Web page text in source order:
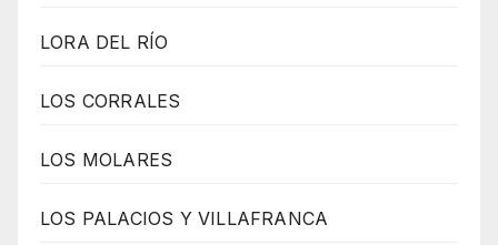
LORA DEL RÍO
LOS CORRALES
LOS MOLARES
LOS PALACIOS Y VILLAFRANCA